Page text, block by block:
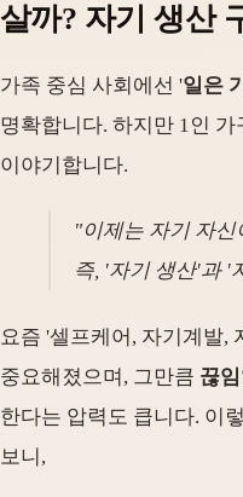
살까? 자기 생산
가족 중심 사회에선 '일은
명확합니다. 하지만 1인
이야기합니다.
"이제는 자기 자
즉, '자기 생산'과 '
요즘 '셀프케어, 자기계발,
중요해졌으며, 그만큼 끊
한다는 압력도 큽니다. 이
보니,